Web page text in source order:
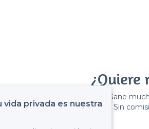
¿Quiere
Gane
Sin
vida privada es nuestra